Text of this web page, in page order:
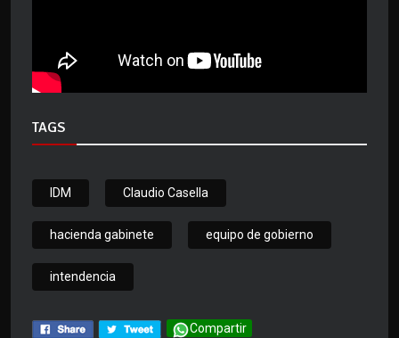
TAGS
IDM Claudio Casella
hacienda gabinete equipo de gobierno
intendencia
Compartir